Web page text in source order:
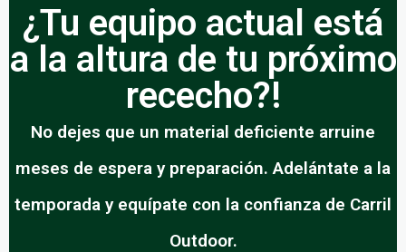
¿Tu equipo actual está
a la altura de tu próximo
rececho?!
No dejes que un material deficiente arruine
meses de espera y preparación. Adelántate a la
temporada y equípate con la confianza de Carril
Outdoor.